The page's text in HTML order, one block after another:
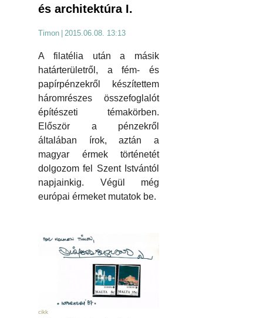
és architektúra I.
Timon 2015.06.08. 13:13
A filatélia után a másik
határterületről, a fém- és
papírpénzekről készítettem
háromrészes összefoglalót
építészeti témakörben.
Először a pénzekről
általában írok, aztán a
magyar érmek történetét
dolgozom fel Szent Istvántól
napjainkig. Végül még
európai érmeket mutatok be.
cikk